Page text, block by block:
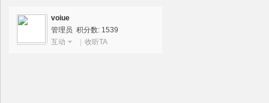
voiue
管理员 积分数: 1539
互动
收听TA